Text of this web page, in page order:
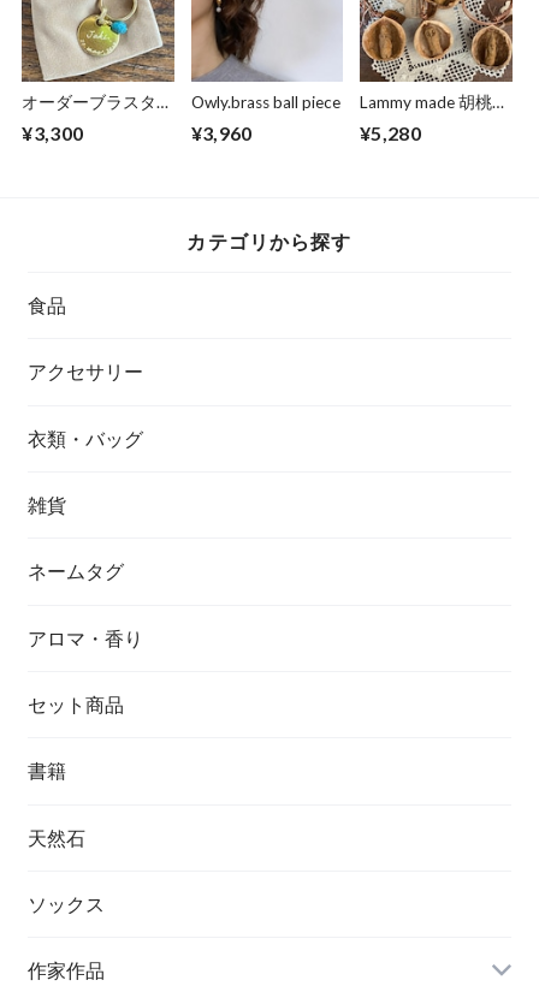
オーダーブラスタグ
迷子札)
¥3,300
Owly.brass ball piece
¥3,960
Lammy made 胡桃の
レス
¥5,280
カテゴリから探す
食品
アクセサリー
衣類・バッグ
雑貨
ネームタグ
アロマ・香り
セット商品
書籍
天然石
ソックス
作家作品